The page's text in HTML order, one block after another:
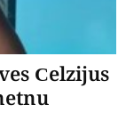
Celzijus